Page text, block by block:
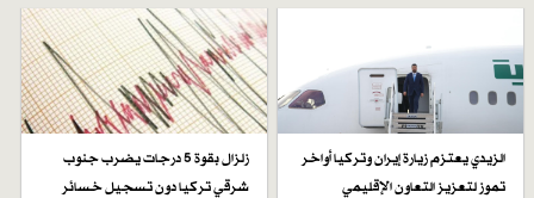
الزيدي يعتزم زيارة إيران وتركيا أواخر
تموز لتعزيز التعاون الإقليمي
زلزال بقوة 5 درجات يضرب جنوب
شرقي تركيا دون تسجيل خسائر